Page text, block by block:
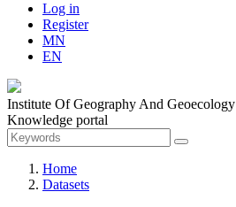
Log in
Register
MN
EN
Institute Of Geography And Geoecology
Knowledge portal
Home
Datasets